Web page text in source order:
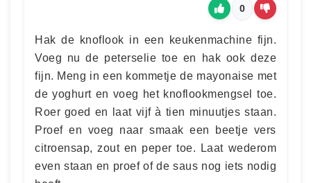
0
Hak de knoflook in een keukenmachine fijn.
Voeg nu de peterselie toe en hak ook deze
fijn. Meng in een kommetje de mayonaise met
de yoghurt en voeg het knoflookmengsel toe.
Roer goed en laat vijf à tien minuutjes staan.
Proef en voeg naar smaak een beetje vers
citroensap, zout en peper toe. Laat wederom
even staan en proef of de saus nog iets nodig